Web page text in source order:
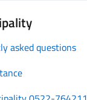
asked questions